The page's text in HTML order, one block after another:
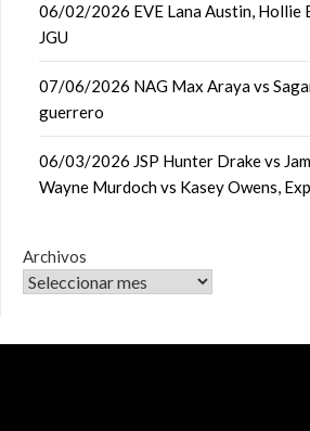
06/02/2026 EVE Lana Austin, Hollie
JGU
07/06/2026 NAG Max Araya vs
guerrero
06/03/2026 JSP Hunter Drake vs
Wayne Murdoch vs Kasey Owens,
Archivos